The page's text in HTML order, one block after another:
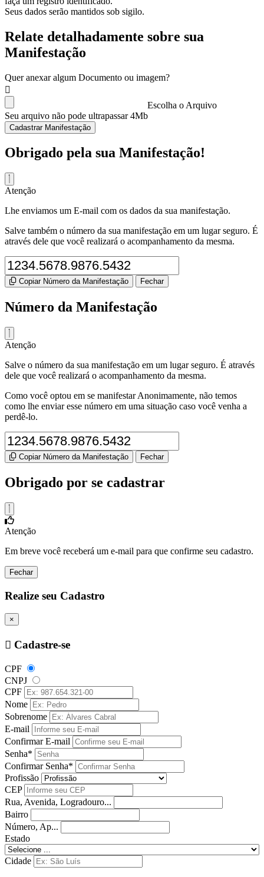
Seus dados serão mantidos sob sigilo.
Relate detalhadamente sobre sua
Manifestação
Quer anexar algum Documento ou imagem?
Escolha o Arquivo
Seu arquivo não pode ultrapassar 4Mb
Cadastrar Manifestação
Obrigado pela sua Manifestação!
Atenção
Lhe enviamos um E-mail com os dados da sua manifestação.
Salve também o número da sua manifestação em um lugar seguro. É
através dele que você realizará o acompanhamento da mesma.
Copiar Número da Manifestação Fechar
Número da Manifestação
Atenção
Salve o número da sua manifestação em um lugar seguro. É através
dele que você realizará o acompanhamento da mesma.
Como você optou em se manifestar Anonimamente, não temos
como lhe enviar esse número em uma situação caso você venha a
perdê-lo.
Copiar Número da Manifestação Fechar
Obrigado por se cadastrar
Atenção
Em breve você receberá um e-mail para que confirme seu cadastro.
Fechar
Realize seu Cadastro
×
Cadastre-se
CPF
CNPJ
CPF
Nome
Sobrenome
E-mail
Confirmar E-mail
Senha*
Confirmar Senha*
Profissão
CEP
Rua, Avenida, Logradouro...
Bairro
Número, Ap...
Estado
Cidade